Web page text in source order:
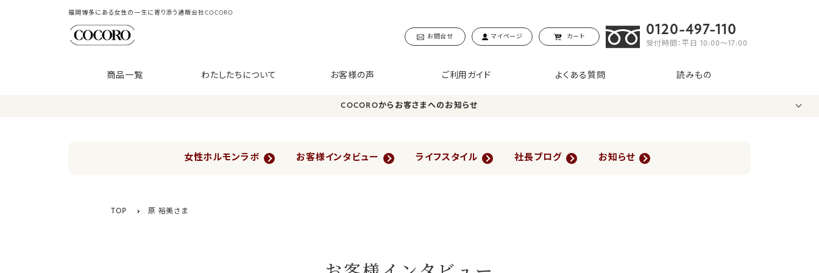
福岡博多にある女性の一生に寄り添う通販会社COCORO
お問合せ マイページ カート 0120-497-110
受付時間：平日 10:00〜17:00
商品一覧 わたしたちについて お客様の声 ご利用ガイド よくある質問 読みもの
COCOROからお客さまへのお知らせ
女性ホルモンラボ お客様インタビュー ライフスタイル 社長ブログ お知らせ
TOP 原 裕美さま